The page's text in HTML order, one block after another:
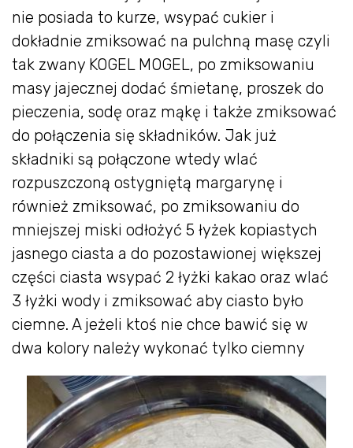
nie posiada to kurze, wsypać cukier i
dokładnie zmiksować na pulchną masę czyli
tak zwany KOGEL MOGEL, po zmiksowaniu
masy jajecznej dodać śmietanę, proszek do
pieczenia, sodę oraz mąkę i także zmiksować
do połączenia się składników. Jak już
składniki są połączone wtedy wlać
rozpuszczoną ostygniętą margarynę i
również zmiksować, po zmiksowaniu do
mniejszej miski odłożyć 5 łyżek kopiastych
jasnego ciasta a do pozostawionej większej
części ciasta wsypać 2 łyżki kakao oraz wlać
3 łyżki wody i zmiksować aby ciasto było
ciemne. A jeżeli ktoś nie chce bawić się w
dwa kolory należy wykonać tylko ciemny